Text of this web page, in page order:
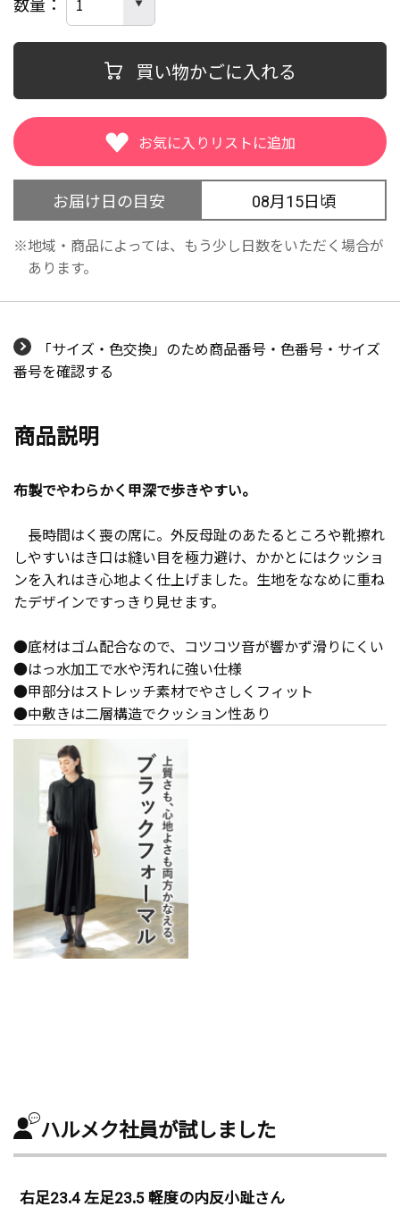
買い物かごに入れる
お届け日の目安 08月15日頃
地域・商品によっては、もう少し日数をいただく場合が
あります。
「サイズ・色交換」のため商品番号・色番号・サイズ
番号を確認する
商品説明
布製でやわらかく甲深で歩きやすい。
長時間はく喪の席に。外反母趾のあたるところや靴擦れ
しやすいはき口は縫い目を極力避け、かかとにはクッショ
ンを入れはき心地よく仕上げました。生地をななめに重ね
たデザインですっきり見せます。
●底材はゴム配合なので、コツコツ音が響かず滑りにくい
●はっ水加工で水や汚れに強い仕様
●甲部分はストレッチ素材でやさしくフィット
●中敷きは二層構造でクッション性あり
ハルメク社員が試しました
右足23.4 左足23.5 軽度の内反小趾さん